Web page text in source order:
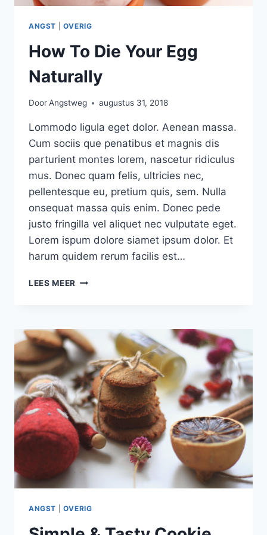
ANGST OVERIG
How To Die Your Egg
Naturally
DoorAngstweg augustus 31, 2018
Lommodo ligula eget dolor. Aenean massa.
Cum sociis que penatibus et magnis dis
parturient montes lorem, nascetur ridiculus
mus. Donec quam felis, ultricies nec,
pellentesque eu, pretium quis, sem. Nulla
onsequat massa quis enim. Donec pede
justo fringilla vel aliquet nec vulputate eget.
Lorem ispum dolore siamet ipsum dolor. Et
harum quidem rerum facilis est…
LEES MEER HOW
EGG
NATURALLY
ANGST OVERIG